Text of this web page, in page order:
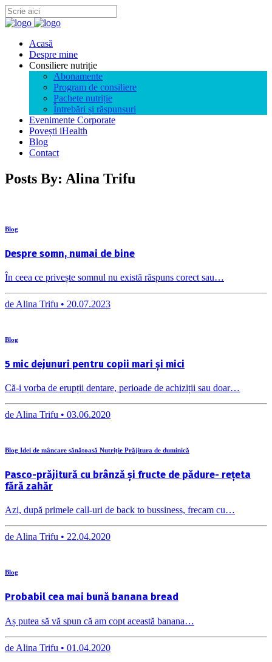
Acasă
Despre mine
Consiliere nutriție
Abonamente
Program de consiliere
Pachete nutriție
Întrebări și răspunsuri
Evenimente Corporate
Povești iHealth
Blog
Contact
Posts By: Alina Trifu
Blog
Despre somn, numai de bine
În ceea ce privește somnul nu există răspuns corect sau…
de Alina Trifu • 20.07.2023
Blog
5 mic dejunuri pentru copii mari și mici
Că-i vorba de erupții dentare, perioade de achiziții sau doar…
de Alina Trifu • 03.06.2020
Blog Idei de mâncare sănătoasă Nutriție Prăjitura de duminică
Pasco-prăjitură cu brânză și fructe de pădure- rețeta
fără zahăr
Azi, după primele call-uri de back to bussiness, frecam cu…
deAlina Trifu • 22.04.2020
Blog
Probabil cea mai bună banana bread
Aș putea să vă spun că am copt această banana…
de Alina Trifu • 01.04.2020